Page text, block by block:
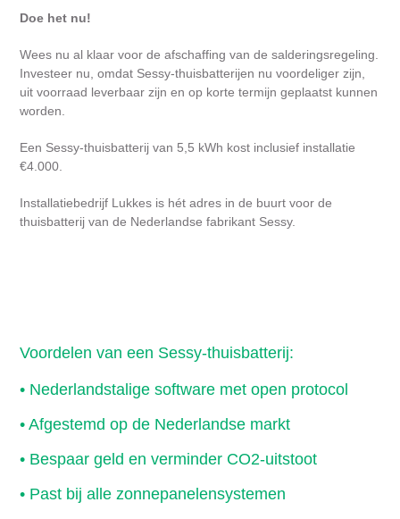
Doe het nu!
Wees nu al klaar voor de afschaffing van de salderingsregeling.
Investeer nu, omdat Sessy-thuisbatterijen nu voordeliger zijn,
uit voorraad leverbaar zijn en op korte termijn geplaatst kunnen
worden.
Een Sessy-thuisbatterij van 5,5 kWh kost inclusief installatie
€4.000.
Installatiebedrijf Lukkes is hét adres in de buurt voor de
thuisbatterij van de Nederlandse fabrikant Sessy.
Voordelen van een Sessy-thuisbatterij:
• Nederlandstalige software met open protocol
• Afgestemd op de Nederlandse markt
• Bespaar geld en verminder CO2-uitstoot
• Past bij alle zonnepanelensystemen